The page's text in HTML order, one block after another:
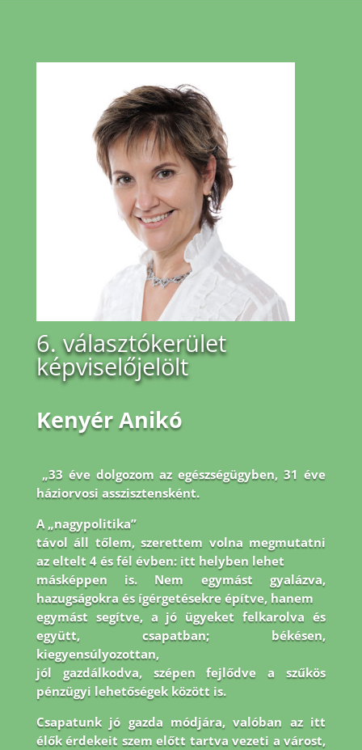
6. választókerület
képviselőjelölt
Kenyér Anikó
„33 éve dolgozom az egészségügyben, 31 éve
háziorvosi asszisztensként.
A „nagypolitika”
távol áll tőlem, szerettem volna megmutatni
az eltelt 4 és fél évben: itt helyben lehet
másképpen is. Nem egymást gyalázva,
hazugságokra és ígérgetésekre építve, hanem
egymást segítve, a jó ügyeket felkarolva és
együtt, csapatban; békésen,
kiegyensúlyozottan,
jól gazdálkodva, szépen fejlődve a szűkös
pénzügyi lehetőségek között is.
Csapatunk jó gazda módjára, valóban az itt
élők érdekeit szem előtt tartva vezeti a várost,